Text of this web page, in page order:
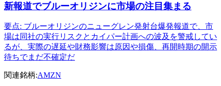
新報道でブルーオリジンに市場の注目集まる
要点: ブルーオリジンのニューグレン発射台爆発報道で、市
場は同社の実行リスクとカイパー計画への波及を警戒してい
るが、実際の遅延や財務影響は原因や損傷、再開時期の開示
待ちでまだ不確定だ
関連銘柄:AMZN